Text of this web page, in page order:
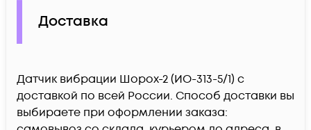
Доставка
Датчик вибрации Шорох-2 (ИО-313-5/1) c
доставкой по всей России. Способ доставки вы
выбираете при оформлении заказа: